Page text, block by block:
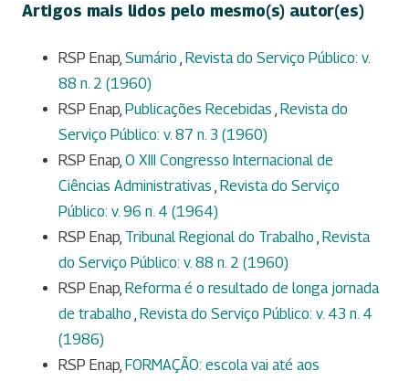
Artigos mais lidos pelo mesmo(s) autor(es)
RSP Enap, Sumário Revista do Serviço Público: v.
88 n. 2 (1960)
RSP Enap, Publicações Recebidas Revista do
Serviço Público: v. 87 n. 3 (1960)
RSP Enap, O XIII Congresso Internacional de
Ciências Administrativas Revista do Serviço
Público: v. 96 n. 4 (1964)
RSP Enap, Tribunal Regional do Trabalho Revista
do Serviço Público: v. 88 n. 2 (1960)
RSP Enap, Reforma é o resultado de longa jornada
de trabalho Revista do Serviço Público: v. 43 n. 4
(1986)
RSP Enap, FORMAÇÃO: escola vai até aos